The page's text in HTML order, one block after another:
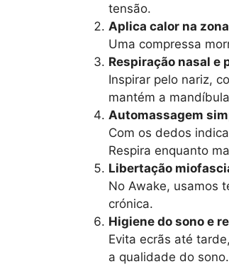
tensão.
Aplica calor na zona
Uma compressa
Respiração nasal e
Inspirar pelo nariz,
mantém a
Automassagem
Com os dedos
Respira enquanto
Libertação
No Awake, usamos
crónica.
Higiene do sono e
Evita ecrãs até
a qualidade do sono.